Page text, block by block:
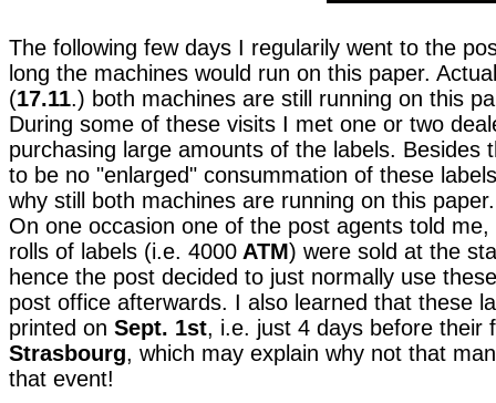
The following few days I regularily went to the
long the machines would run on this paper.
(17.11.) both machines are still running on this
During some of these visits I met one or two
purchasing large amounts of the labels. Besides
to be no "enlarged" consummation of these
why still both machines are running on this paper.
On one occasion one of the post agents told
rolls of labels (i.e. 4000 ATM) were sold at the
hence the post decided to just normally use
post office afterwards. I also learned that these
printed on Sept. 1st, i.e. just 4 days before their
Strasbourg, which may explain why not that
that event!